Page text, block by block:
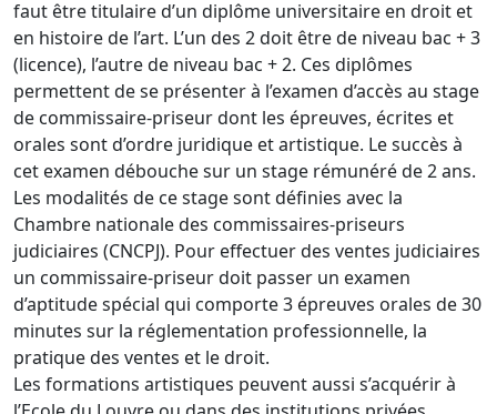
faut être titulaire d’un diplôme universitaire en droit et
en histoire de l’art. L’un des 2 doit être de niveau bac + 3
(licence), l’autre de niveau bac + 2. Ces diplômes
permettent de se présenter à l’examen d’accès au stage
de commissaire-priseur dont les épreuves, écrites et
orales sont d’ordre juridique et artistique. Le succès à
cet examen débouche sur un stage rémunéré de 2 ans.
Les modalités de ce stage sont définies avec la
Chambre nationale des commissaires-priseurs
judiciaires (CNCPJ). Pour effectuer des ventes judiciaires
un commissaire-priseur doit passer un examen
d’aptitude spécial qui comporte 3 épreuves orales de 30
minutes sur la réglementation professionnelle, la
pratique des ventes et le droit.
Les formations artistiques peuvent aussi s’acquérir à